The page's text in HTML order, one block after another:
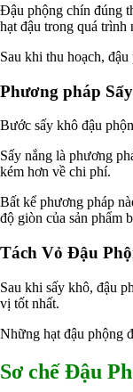
Kim
Oxit
HÓA
HÓA
Chế
HÓA
Hóa
Giới Thiệu
Quy trình sản
VMC
Ngành
Đậu phộng chín đúng
hạt đậu trong quá trình
Sau khi thu hoạch,
Phương pháp
Bước sấy khô đậu
Sấy nắng là phương
kém hơn về chi phí.
Bất kể phương pháp
độ giòn của sản phẩm
Tách Vỏ Đậu
Sau khi sấy khô, đậu
vị tốt nhất.
Những hạt đậu phộng
Sơ chế Đậu